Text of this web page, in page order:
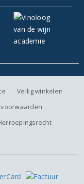
Veilig winkelen